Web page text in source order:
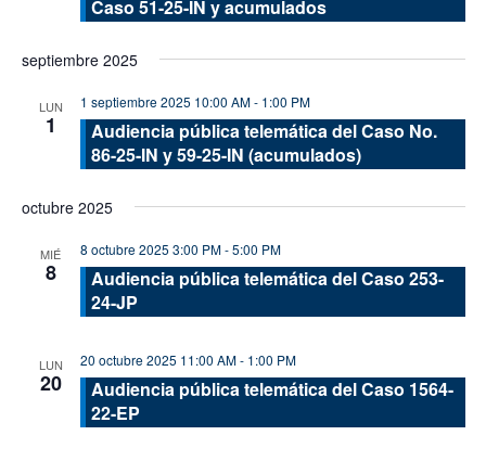
Caso 51-25-IN y acumulados
septiembre 2025
LUN
1
1 septiembre 2025 10:00 AM- 1:00 PM
Audiencia pública telemática del Caso No.
86-25-IN y 59-25-IN (acumulados)
octubre 2025
MIÉ
8
8 octubre 2025 3:00 PM-5:00 PM
Audiencia pública telemática del Caso 253-
24-JP
LUN
20
20 octubre 2025 11:00 AM- 1:00 PM
Audiencia pública telemática del Caso 1564-
22-EP